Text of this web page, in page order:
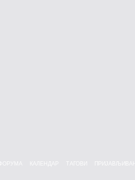
КАЛЕНДАР